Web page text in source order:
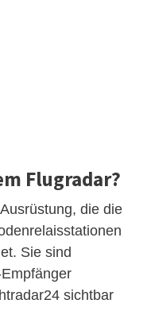
Flugradar?
die die
Sie sind
sichtbar